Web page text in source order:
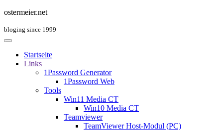
ostermeier.net
bloging since 1999
Startseite
Links
1Password Generator
1Password Web
Tools
Win11 Media CT
Win10 Media CT
Teamviewer
TeamViewer Host-Modul (PC)